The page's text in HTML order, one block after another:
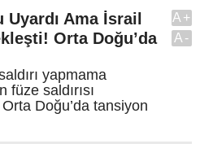
Uyardı Ama İsrail
Orta Doğu’da
yapmama
füze saldırısı
Doğu’da tansiyon
A+
A-